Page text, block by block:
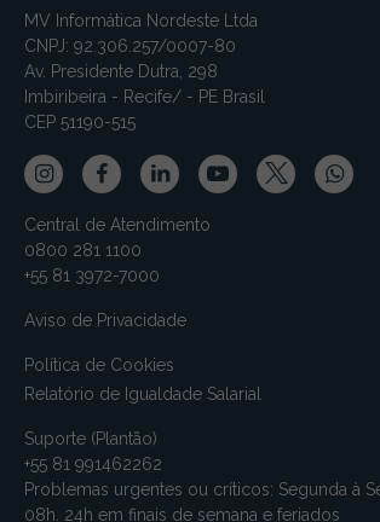
MV Informática Nordeste Ltda
CNPJ: 92.306.257/0007-80
Av. Presidente Dutra, 298
Imbiribeira - Recife/ - PE Brasil
CEP 51190-515
Central de Atendimento
0800 281 1100
+55 81 3972-7000
Aviso de Privacidade
Política de Cookies
Relatório de Igualdade Salarial
Suporte (Plantão)
+55 81 991462262
Problemas urgentes ou críticos: Segunda à
08h. 24h em finais de semana e feriados